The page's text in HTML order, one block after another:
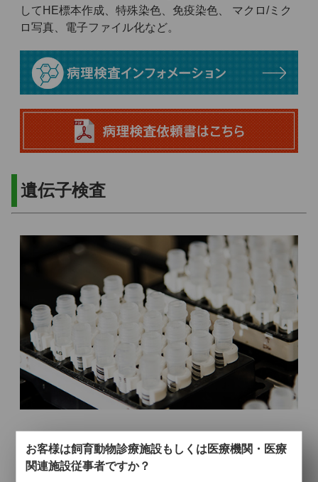
してHE標本作成、特殊染色、免疫染色、 マクロ/ミク
ロ写真、電子ファイル化など。
遺伝子検査
クローン性解析、東京大学動物医療センターとの連携
により尿沈渣を用いた移行上皮癌・前立腺癌の Digital
お客様は飼育動物診療施設もしくは医療機関・医療
関連施設従事者ですか？